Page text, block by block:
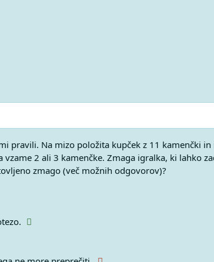
pravili. Na mizo položita kupček z 11 kamenčki
2 ali 3 kamenčke. Zmaga igralka, ki lahko
zmago (več možnih odgovorov)?